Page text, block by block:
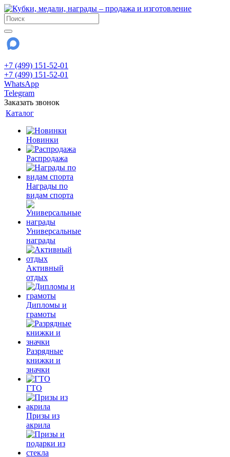
+7 (499) 151-52-01
+7 (499) 151-52-01
WhatsApp
Telegram
Заказать звонок
Каталог
Новинки
Распродажа
Награды по
видам спорта
Универсальные
награды
Активный
отдых
Дипломы и
грамоты
Разрядные
книжки и
значки
ГТО
Призы из
акрила